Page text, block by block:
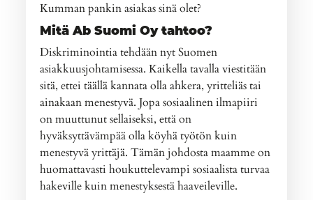
Kumman pankin asiakas sinä olet?
Mitä Ab Suomi Oy tahtoo?
Diskriminointia tehdään nyt Suomen
asiakkuusjohtamisessa. Kaikella tavalla viestitään
sitä, ettei täällä kannata olla ahkera, yritteliäs tai
ainakaan menestyvä. Jopa sosiaalinen ilmapiiri
on muuttunut sellaiseksi, että on
hyväksyttävämpää olla köyhä työtön kuin
menestyvä yrittäjä. Tämän johdosta maamme on
huomattavasti houkuttelevampi sosiaalista turvaa
hakeville kuin menestyksestä haaveileville.